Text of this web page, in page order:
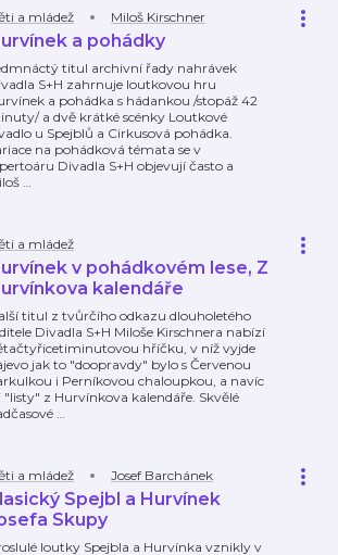
a mládež Miloš Kirschner
a pohádky
titul archivní řady nahrávek
S+H zahrnuje loutkovou hru
a pohádka s hádankou /stopáž 42
a dvě krátké scénky Loutkové
u Spejblů a Cirkusová pohádka.
na pohádková témata se v
Divadla S+H objevují často a
…
a mládež
v pohádkovém lese, Z
kalendáře
titul z tvůrčího odkazu dlouholetého
Divadla S+H Miloše Kirschnera nabízí
hříčku, v níž vyjde
jak to "doopravdy" bylo s Červenou
i Perníkovou chaloupkou, a navíc
"listy" z Hurvínkova kalendáře. Skvělé
…
a mládež Josef Barchánek
Spejbl a Hurvínek
Skupy
loutky Spejbla a Hurvínka vznikly v